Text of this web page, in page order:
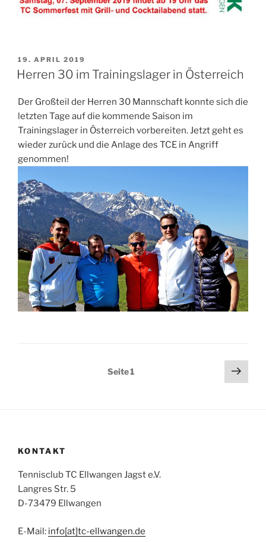
VERÖFFENTLICHT
AM
19. APRIL 2019
Herren 30 im Trainingslager in Österreich
Der Großteil der Herren 30 Mannschaft konnte sich die
letzten Tage auf die kommende Saison im
Trainingslager in Österreich vorbereiten. Jetzt geht es
wieder zurück und die Anlage des TCE in Angriff
genommen!
Seitennummerierung
Seite1
KONTAKT
Tennisclub TC Ellwangen Jagst e.V.
Langres Str. 5
D-73479 Ellwangen
E-Mail: info[at]tc-ellwangen.de